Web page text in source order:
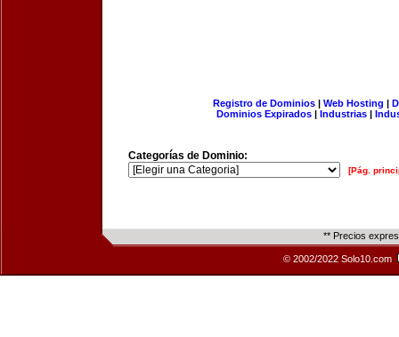
Registro de Dominios| Web Hosting |
Dominios Expirados | Industrias |
Categorías de Dominio:
[Pág.
** Precios
© 2002/2022 Solo10.com